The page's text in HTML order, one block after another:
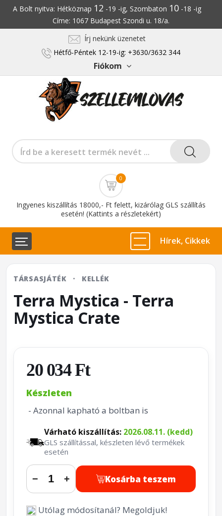
A Bolt nyitva: Hétköznap 12 -19 -ig, Szombaton 10-18 -ig
Címe: 1067 Budapest Szondi u. 18/a.
Írj nekünk üzenetet
Hétfő-Péntek 12-19-ig: +3630/3632 344
Fiókom
0
Ingyenes kiszállítás 18000,- Ft felett, kizárólag GLS szállítás
esetén! (Kattints a részletekért)
Hírek, Cikkek
TÁRSASJÁTÉK · KELLÉK
Terra Mystica - Terra
Mystica Crate
20 034 Ft
Készleten
- Azonnal kapható a boltban is
Várható kiszállítás: 2026.08.11. (kedd)
GLS szállítással, készleten lévő termékek
esetén
− + Kosárba teszem
Utólag módosítanál? Megoldjuk!